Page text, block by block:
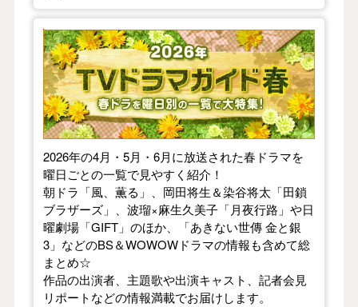
【2026年春】TVドラマガイド
2026年の4月・5月・6月に放送された春ドラマを
曜日ごとの一覧で見やすく紹介！
朝ドラ「風、薫る」、岡田将生＆染谷将太「田鎖
ブラザーズ」、波瑠×麻生久美子「月夜行路」や日
曜劇場「GIFT」のほか、「あきない世傳 金と銀
3」などのBS＆WOWOWドラマの情報も含めて総
まとめ☆
作品の出演者、主題歌や出演キャスト、記者会見
リポートなどの情報満載でお届けします。